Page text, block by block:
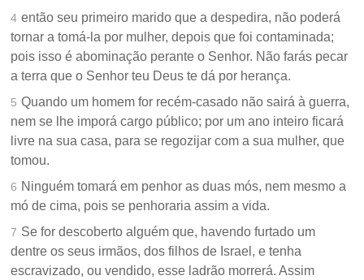
4 então seu primeiro marido que a despedira, não poderá
tornar a tomá-la por mulher, depois que foi contaminada;
pois isso é abominação perante o Senhor. Não farás pecar
a terra que o Senhor teu Deus te dá por herança.
5 Quando um homem for recém-casado não sairá à guerra,
nem se lhe imporá cargo público; por um ano inteiro ficará
livre na sua casa, para se regozijar com a sua mulher, que
tomou.
6 Ninguém tomará em penhor as duas mós, nem mesmo a
mó de cima, pois se penhoraria assim a vida.
7 Se for descoberto alguém que, havendo furtado um
dentre os seus irmãos, dos filhos de Israel, e tenha
escravizado, ou vendido, esse ladrão morrerá. Assim